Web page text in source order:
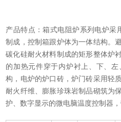
产品特点：箱式电阻炉系列电炉采
制成，控制箱跟炉体为一体结构。
碳化硅耐火材料制成的矩形整体炉
的加热元件穿于内炉衬上、下、
构，电炉的炉口砖，炉门砖采用轻
耐火纤维、膨胀珍珠岩制品砌筑为
护、数字显示的微电脑温度控制器